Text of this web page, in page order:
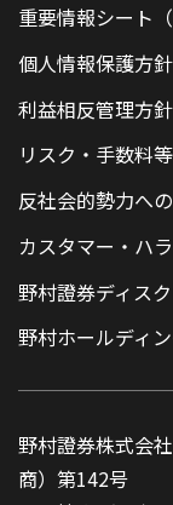
重要情報シート
個人情報保護方針
利益相反管理方針
リスク・手数料
反社会的勢力へ
カスタマー・ハ
野村證券ディス
野村ホールディ
野村證券株式会
商）第142号